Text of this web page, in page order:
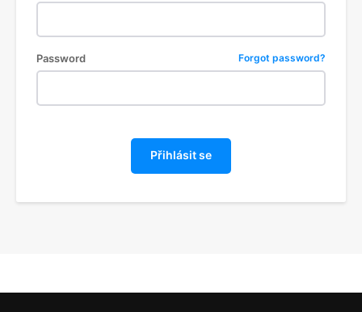
Password Forgot password?
Přihlásit se